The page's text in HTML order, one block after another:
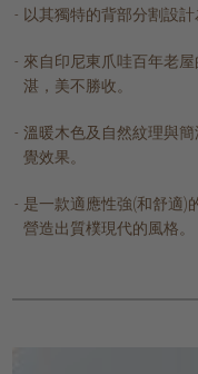
以其獨特的背部分割設
來自印尼東爪哇百年老
湛，美不勝收。
溫暖木色及自然紋理與
覺效果。
是一款適應性強(和舒適)
營造出質樸現代的風格。